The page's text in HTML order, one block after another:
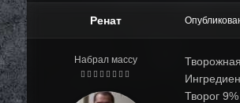
Ренат
Набрал массу
Творог